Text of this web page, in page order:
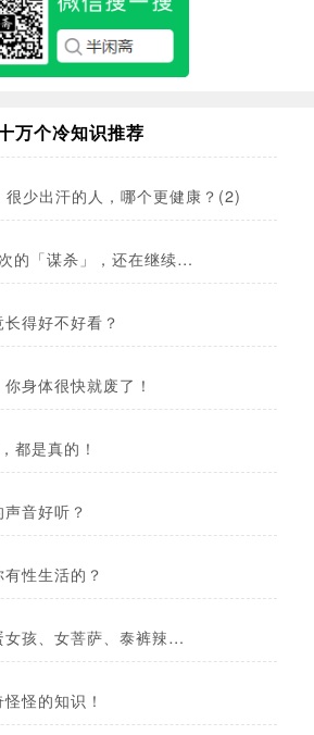
万个冷知识推荐
少出汗的人，哪个更健康？(2)
的「谋杀」，还在继续…
得好不好看？
身体很快就废了！
都是真的！
音好听？
性生活的？
女孩、女菩萨、泰裤辣…
怪的知识！